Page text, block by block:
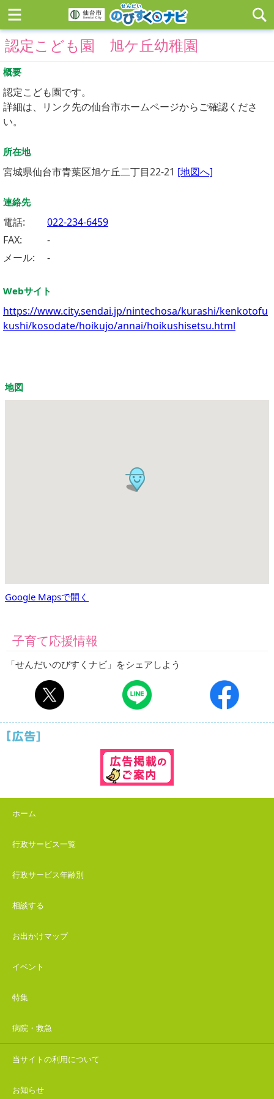
認定こども園 旭ケ丘幼稚園
概要
認定こども園です。
詳細は、リンク先の仙台市ホームページからご確認くださ
い。
所在地
宮城県仙台市青葉区旭ケ丘二丁目22-21 [地図へ]
連絡先
電話:
022-234-6459
FAX:
-
メール:
-
Webサイト
https://www.city.sendai.jp/nintechosa/kurashi/kenkotofu
kushi/kosodate/hoikujo/annai/hoikushisetsu.html
地図
Google Mapsで開く
子育て応援情報
「せんだいのびすくナビ」をシェアしよう
ホーム
行政サービス一覧
行政サービス年齢別
相談する
お出かけマップ
イベント
特集
病院・救急
当サイトの利用について
お知らせ